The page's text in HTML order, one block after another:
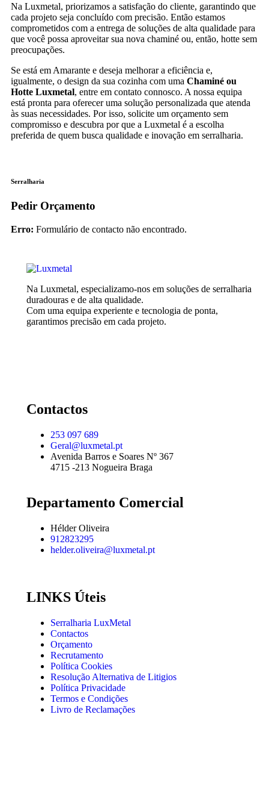
Na Luxmetal, priorizamos a satisfação do cliente, garantindo que
cada projeto seja concluído com precisão. Então estamos
comprometidos com a entrega de soluções de alta qualidade para
que você possa aproveitar sua nova chaminé ou, então, hotte sem
preocupações.
Se está em Amarante e deseja melhorar a eficiência e,
igualmente, o design da sua cozinha com uma Chaminé ou
Hotte Luxmetal, entre em contato connosco. A nossa equipa
está pronta para oferecer uma solução personalizada que atenda
às suas necessidades. Por isso, solicite um orçamento sem
compromisso e descubra por que a Luxmetal é a escolha
preferida de quem busca qualidade e inovação em serralharia.
Serralharia
Pedir Orçamento
Erro: Formulário de contacto não encontrado.
Na Luxmetal, especializamo-nos em soluções de serralharia
duradouras e de alta qualidade.
Com uma equipa experiente e tecnologia de ponta,
garantimos precisão em cada projeto.
Contactos
253 097 689
Geral@luxmetal.pt
Avenida Barros e Soares Nº 367
4715 -213 Nogueira Braga
Departamento Comercial
Hélder Oliveira
912823295
helder.oliveira@luxmetal.pt
LINKS Úteis
Serralharia LuxMetal
Contactos
Orçamento
Recrutamento
Política Cookies
Resolução Alternativa de Litigios
Política Privacidade
Termos e Condições
Livro de Reclamações